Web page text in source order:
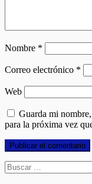
Nombre *
Correo electrónico *
Web
Guarda mi
para la próxima vez
Buscar: